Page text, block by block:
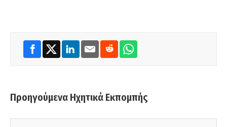
Προηγούμενα Ηχητικά Εκπομπής